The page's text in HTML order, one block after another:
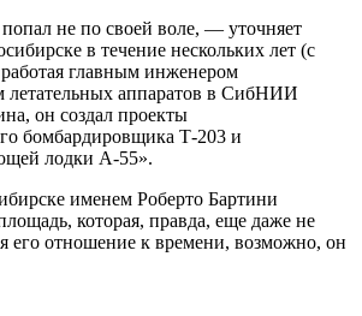
не по своей воле, — уточняет
в течение нескольких лет (с
главным инженером
летательных аппаратов в СибНИИ
он создал проекты
бомбардировщика Т-203 и
лодки А-55».
именем Роберто Бартини
которая, правда, еще даже не
его отношение к времени, возможно, он